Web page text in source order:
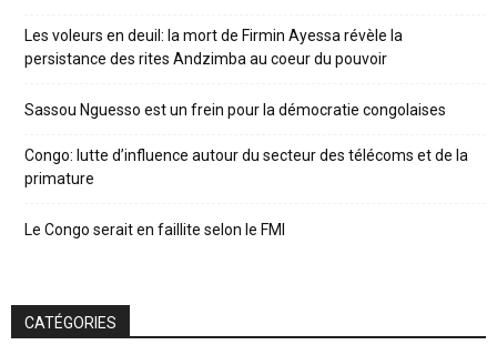
Les voleurs en deuil: la mort de Firmin Ayessa révèle la
persistance des rites Andzimba au coeur du pouvoir
Sassou Nguesso est un frein pour la démocratie congolaises
Congo: lutte d’influence autour du secteur des télécoms et de la
primature
Le Congo serait en faillite selon le FMI
CATÉGORIES